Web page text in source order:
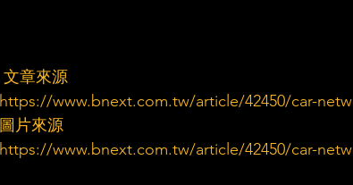
文章來源
https://www.bnext.com.tw/article/42450/car-
圖片來源
https://www.bnext.com.tw/article/42450/car-